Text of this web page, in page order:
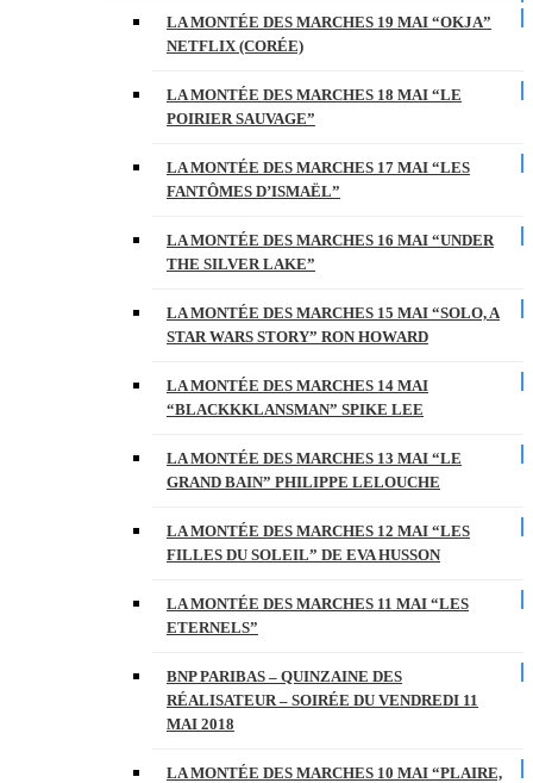
LA MONTÉE DES MARCHES 19 MAI “OKJA”
NETFLIX (CORÉE)
LA MONTÉE DES MARCHES 18 MAI “LE
POIRIER SAUVAGE”
LA MONTÉE DES MARCHES 17 MAI “LES
FANTÔMES D’ISMAËL”
LA MONTÉE DES MARCHES 16 MAI “UNDER
THE SILVER LAKE”
LA MONTÉE DES MARCHES 15 MAI “SOLO, A
STAR WARS STORY” RON HOWARD
LA MONTÉE DES MARCHES 14 MAI
“BLACKKKLANSMAN” SPIKE LEE
LA MONTÉE DES MARCHES 13 MAI “LE
GRAND BAIN” PHILIPPE LELOUCHE
LA MONTÉE DES MARCHES 12 MAI “LES
FILLES DU SOLEIL” DE EVA HUSSON
LA MONTÉE DES MARCHES 11 MAI “LES
ETERNELS”
BNP PARIBAS – QUINZAINE DES
RÉALISATEUR – SOIRÉE DU VENDREDI 11
MAI 2018
LA MONTÉE DES MARCHES 10 MAI “PLAIRE,